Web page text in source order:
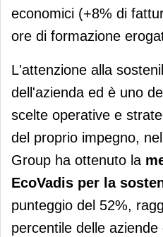
economici (+8% di
ore di formazione
L'attenzione alla
dell'azienda ed è uno
scelte operative e
del proprio impegno,
Group ha ottenuto la
EcoVadis per la
punteggio del 52%,
percentile delle aziende